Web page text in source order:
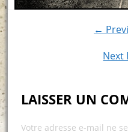
←
Next
LAISSER UN
Votre adresse e-mail ne